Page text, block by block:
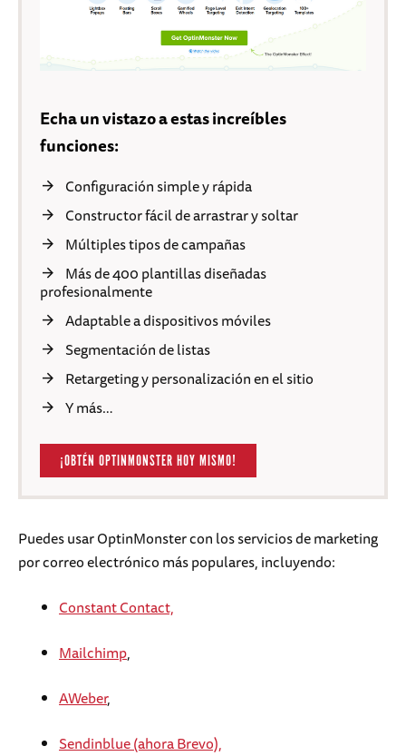
Echa un vistazo a estas increíbles
funciones:
Configuración simple y rápida
Constructor fácil de arrastrar y soltar
Múltiples tipos de campañas
Más de 400 plantillas diseñadas
profesionalmente
Adaptable a dispositivos móviles
Segmentación de listas
Retargeting y personalización en el sitio
Y más…
¡OBTÉN OPTINMONSTER HOY MISMO!
Puedes usar OptinMonster con los servicios de marketing
por correo electrónico más populares, incluyendo:
Constant Contact,
Mailchimp,
AWeber,
Sendinblue (ahora Brevo),